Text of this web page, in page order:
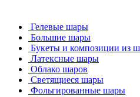
Гелевые шары
Большие шары
Букеты и композиции из
Латексные шары
Облако шаров
Светящиеся шары
Фольгированные шары